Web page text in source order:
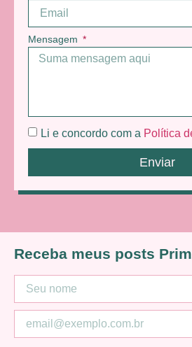
Mensagem
Li e concordo com a Política
Enviar
Receba meus posts